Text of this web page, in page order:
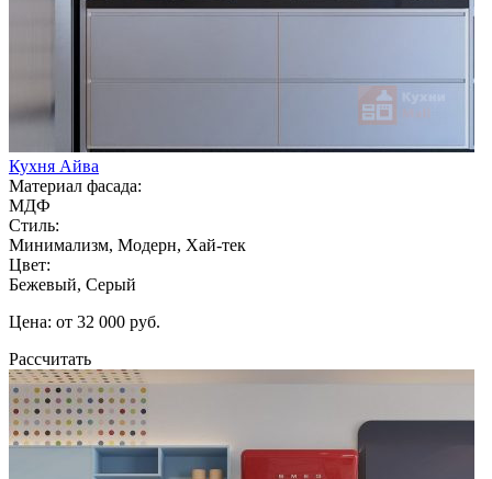
Кухня Айва
Материал фасада:
МДФ
Стиль:
Минимализм, Модерн, Хай-тек
Цвет:
Бежевый, Серый
Цена: от 32 000 руб.
Рассчитать